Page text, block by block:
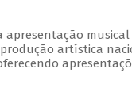
apresentação
artística